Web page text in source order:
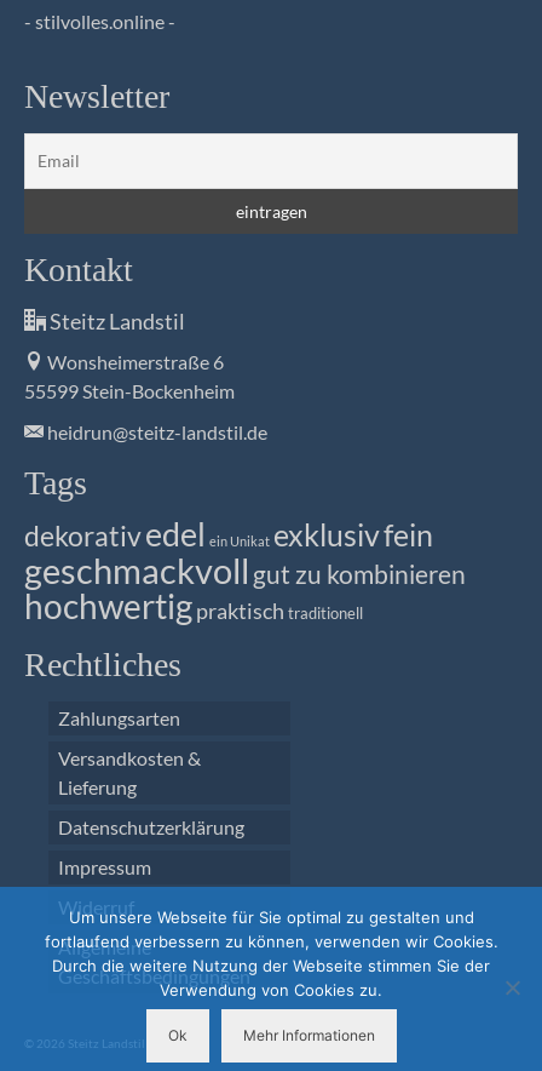
- stilvolles.online -
Newsletter
Kontakt
Steitz Landstil
Wonsheimerstraße 6
55599 Stein-Bockenheim
heidrun@steitz-landstil.de
Tags
dekorativedel ein Unikat exklusivfein
geschmackvoll gut zu kombinieren
hochwertigpraktisch traditionell
Rechtliches
Zahlungsarten
Versandkosten &
Lieferung
Datenschutzerklärung
Impressum
Widerruf
Allgemeine
Geschäftsbedingungen
© 2026 Steitz Landstil
Um unsere Webseite für Sie optimal zu gestalten und
fortlaufend verbessern zu können, verwenden wir Cookies.
Durch die weitere Nutzung der Webseite stimmen Sie der
Verwendung von Cookies zu.
Ok Mehr Informationen